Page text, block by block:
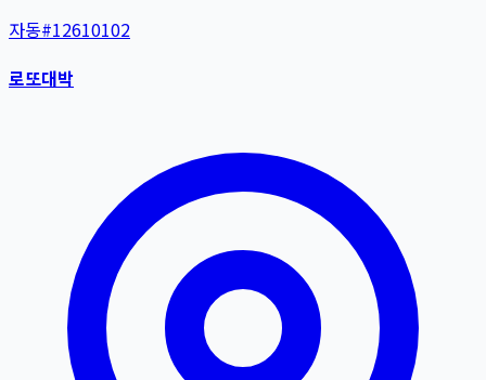
자동#12610102
로또대박